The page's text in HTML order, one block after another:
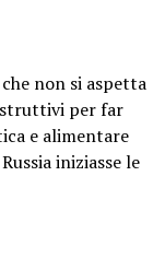
non si aspetta
per far
e alimentare
iniziasse le